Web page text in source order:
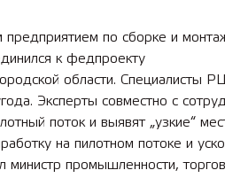
предприятием по сборке и
к федпроекту
области. Специалисты
Эксперты совместно с
поток и выявят „узкие“
на пилотном потоке и
министр промышленности,